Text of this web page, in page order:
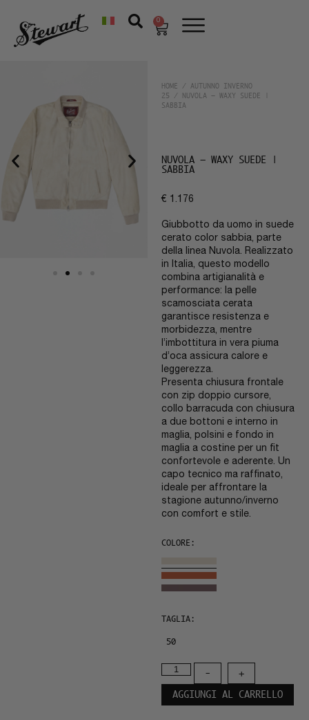
0
HOME / AUTUNNO INVERNO
25 / NUVOLA – WAXY SUEDE |
SABBIA
NUVOLA – WAXY SUEDE |
SABBIA
€ 1.176
Giubbotto da uomo in suede
cerato color sabbia, parte
della linea Nuvola. Realizzato
in Italia, questo modello
combina artigianalità e
performance: la pelle
scamosciata cerata
garantisce resistenza e
morbidezza, mentre
l’imbottitura in vera piuma
d’oca assicura calore e
leggerezza.
Presenta chiusura frontale
con zip doppio cursore,
collo barracuda con chiusura
a due bottoni e interno in
maglia, polsini e fondo in
maglia a costine per un fit
confortevole e aderente. Un
capo tecnico ma raffinato,
ideale per affrontare la
stagione autunno/inverno
con comfort e stile.
COLORE:
TAGLIA:
50
-
+
AGGIUNGI AL CARRELLO